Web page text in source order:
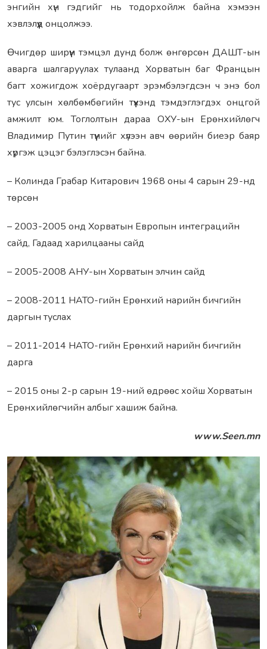
энгийн хүн гэдгийг нь тодорхойлж байна хэмээн
хэвлэлүүд онцолжээ.
Өчигдөр ширүүн тэмцэл дунд болж өнгөрсөн ДАШТ-ын
аварга шалгаруулах тулаанд Хорватын баг Францын
багт хожигдож хоёрдугаарт эрэмбэлэгдсэн ч энэ бол
тус улсын хөлбөмбөгийн түүхэнд тэмдэглэгдэх онцгой
амжилт юм. Тоглолтын дараа ОХУ-ын Ерөнхийлөгч
Владимир Путин түүнийг хүлээн авч өөрийн биеэр баяр
хүргэж цэцэг бэлэглэсэн байна.
– Колинда Грабар Китарович 1968 оны 4 сарын 29-нд
төрсөн
– 2003-2005 онд Хорватын Европын интеграцийн
сайд, Гадаад харилцааны сайд
– 2005-2008 АНУ-ын Хорватын элчин сайд
– 2008-2011 НАТО-гийн Ерөнхий нарийн бичгийн
даргын туслах
– 2011-2014 НАТО-гийн Ерөнхий нарийн бичгийн
дарга
– 2015 оны 2-р сарын 19-ний өдрөөс хойш Хорватын
Ерөнхийлөгчийн албыг хашиж байна.
www.Seen.mn